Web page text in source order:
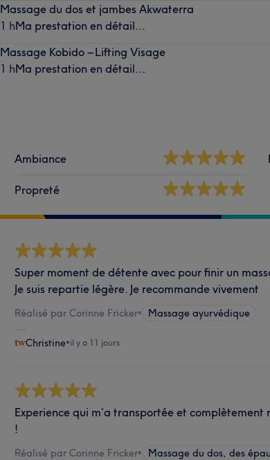
Massage du dos et jambes Akwaterra
1 hMa prestation en détail...
Massage Kobido – Lifting Visage
1 hMa prestation en détail...
Ambiance
Propreté
Super moment de détente avec pour finir un
Je suis repartie légère. Je recommande vivement
Réalisé par Corinne Fricker• Massage ayurvédique
Christine•il y a 11 jours
Experience qui m’a transportée et complètement
!
Réalisé par Corinne Fricker• Massage du dos, des